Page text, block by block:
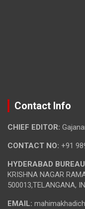
Contact Info
CHIEF EDITOR:
CONTACT NO: +91
HYDERABAD
KRISHNA NAGAR
500013,TELANGANA,
EMAIL: